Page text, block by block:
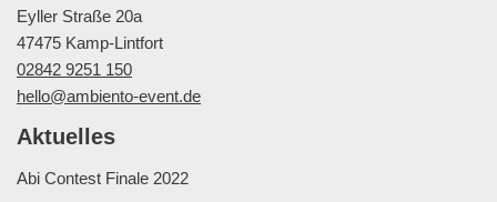
Eyller Straße 20a
47475 Kamp-Lintfort
02842 9251 150
hello@ambiento-event.de
Aktuelles
Abi Contest Finale 2022